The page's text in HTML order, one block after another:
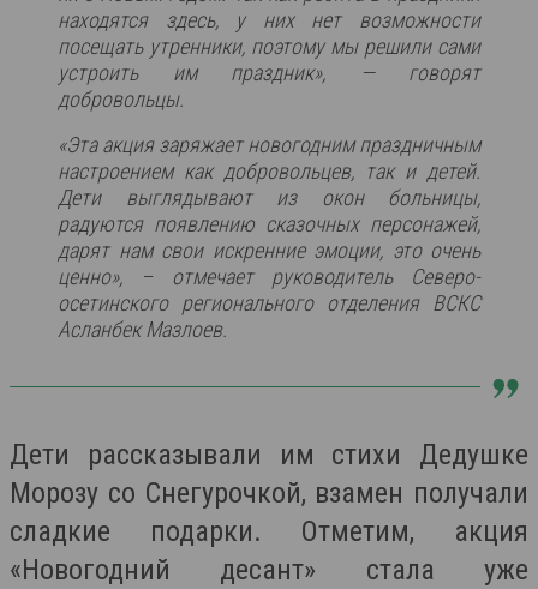
находятся здесь, у них нет возможности
посещать утренники, поэтому мы решили сами
устроить им праздник», — говорят
добровольцы.
«Эта акция заряжает новогодним праздничным
настроением как добровольцев, так и детей.
Дети выглядывают из окон больницы,
радуются появлению сказочных персонажей,
дарят нам свои искренние эмоции, это очень
ценно», – отмечает руководитель Северо-
осетинского регионального отделения ВСКС
Асланбек Мазлоев.
Дети рассказывали им стихи Дедушке
Морозу со Снегурочкой, взамен получали
сладкие подарки. Отметим, акция
«Новогодний десант» стала уже